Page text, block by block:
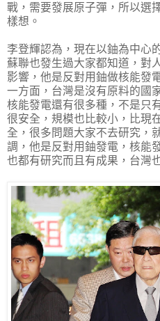
戰，需要發展原子彈，所以選
樣想。
李登輝認為，現在以鈾為中心
蘇聯也發生過大家都知道，對
影響，他是反對用鈾做核能發
一方面，台灣是沒有原料的國
核能發電還有很多種，不是只
很安全，規模也比較小，比現
全，很多問題大家不去研究，
調，他是反對用鈾發電，核能
也都有研究而且有成果，台灣